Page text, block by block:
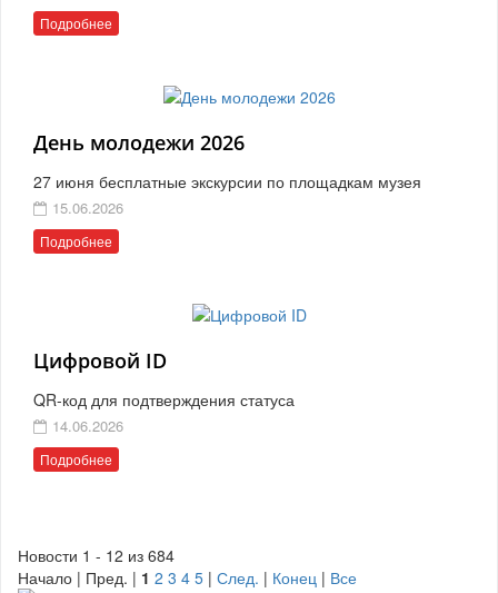
Подробнее
День молодежи 2026
27 июня бесплатные экскурсии по площадкам музея
15.06.2026
Подробнее
Цифровой ID
QR-код для подтверждения статуса
14.06.2026
Подробнее
Новости 1 - 12 из 684
Начало | Пред. | 1 2 3 4 5 | След. | Конец | Все